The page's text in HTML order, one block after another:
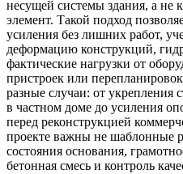
несущей системы здания, а не
элемент. Такой подход
усиления без лишних работ,
деформацию конструкций,
фактические нагрузки от
пристроек или
разные случаи: от укрепления
в частном доме до усиления
перед реконструкцией
проекте важны не шаблонные
состояния основания,
бетонная смесь и контроль